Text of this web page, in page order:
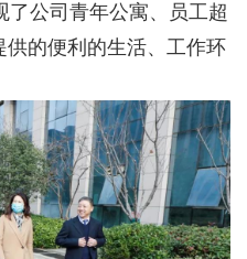
公司青年公寓、员工超
的便利的生活、工作环